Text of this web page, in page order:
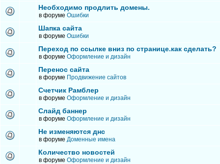
Необходимо продлить домены.
в форуме Ошибки
Шапка сайта
в форуме Ошибки
Переход по ссылке вниз по странице.как сделать?
в форуме Оформление и дизайн
Перенос сайта
в форуме Продвижение сайтов
Счетчик Рамблер
в форуме Оформление и дизайн
Слайд баннер
в форуме Оформление и дизайн
Не изменяются днс
в форуме Доменные имена
Количество новостей
в форуме Оформление и дизайн